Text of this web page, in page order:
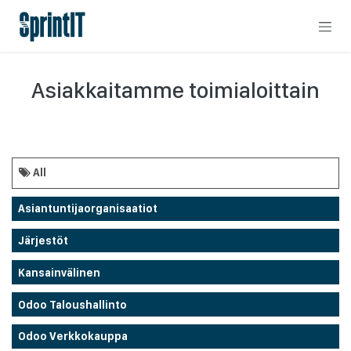
Asiakkaitamme toimialoittain
All
Asiantuntijaorganisaatiot
Järjestöt
Kansainvälinen
Odoo Taloushallinto
Odoo Verkkokauppa